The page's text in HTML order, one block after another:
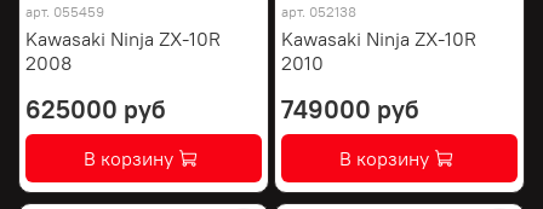
арт. 055459
Kawasaki Ninja ZX-10R
2008
625000 руб
В корзину
арт. 052138
Kawasaki Ninja ZX-10R
2010
749000 руб
В корзину